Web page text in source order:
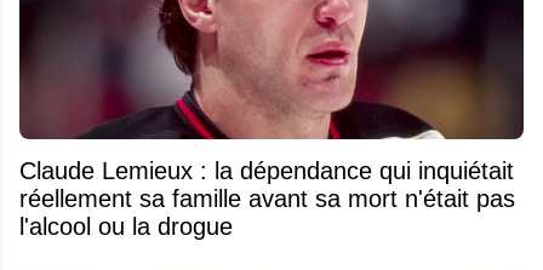
Claude Lemieux : la dépendance qui inquiétait
réellement sa famille avant sa mort n'était pas
l'alcool ou la drogue